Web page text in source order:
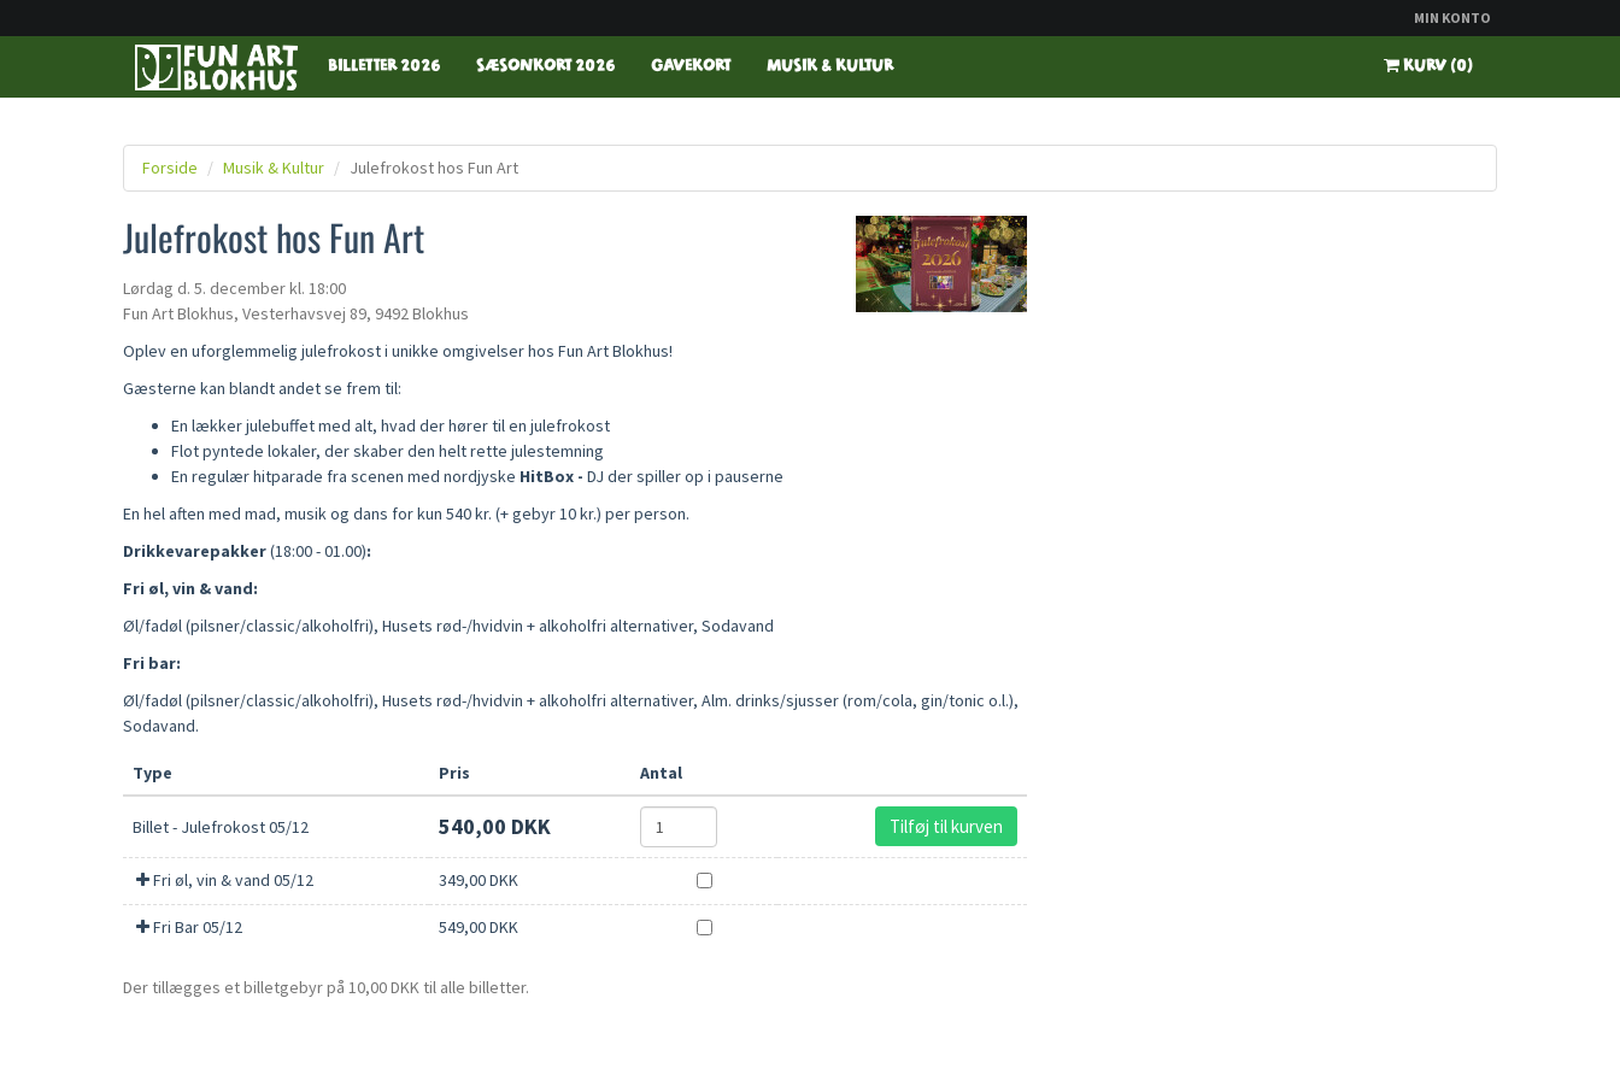
MIN KONTO
BILLETTER 2026 SÆSONKORT 2026 GAVEKORT MUSIK & KULTUR KURV (0)
Forside Musik & Kultur Julefrokost hos Fun Art
Julefrokost hos Fun Art
Lørdag d. 5. decemberkl. 18:00
Fun Art Blokhus, Vesterhavsvej 89, 9492 Blokhus
Oplev en uforglemmelig julefrokost i unikke omgivelser hos Fun Art Blokhus!
Gæsterne kan blandt andet se frem til:
En lækker julebuffet med alt, hvad der hører til en julefrokost
Flot pyntede lokaler, der skaber den helt rette julestemning
En regulær hitparade fra scenen med nordjyske HitBox - DJ der spiller op i pauserne
En hel aften med mad, musik og dans for kun 540 kr. (+ gebyr 10 kr.) per person.
Drikkevarepakker(18:00 - 01.00):
Fri øl, vin & vand:
Øl/fadøl (pilsner/classic/alkoholfri), Husets rød-/hvidvin + alkoholfri alternativer, Sodavand
Fri bar:
Øl/fadøl (pilsner/classic/alkoholfri), Husets rød-/hvidvin + alkoholfri alternativer, Alm. drinks/sjusser (rom/cola, gin/tonic o.l.),
Sodavand.
Type Pris Antal
Billet - Julefrokost 05/12 540,00 DKK Tilføj til kurven
Fri øl, vin & vand 05/12 349,00 DKK
Fri Bar 05/12 549,00 DKK
Der tillægges et billetgebyr på 10,00 DKK til alle billetter.